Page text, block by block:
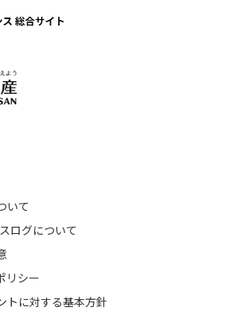
いて
ログについて
リシー
トに対する基本方針